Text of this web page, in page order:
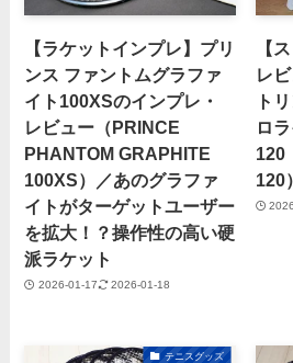
【ラケットインプレ】プリ
ンス ファントムグラファ
イト100XSのインプレ・
レビュー（PRINCE
PHANTOM GRAPHITE
100XS）／あのグラファ
イトがターゲットユーザー
を拡大！？操作性の高い硬
派ラケット
2026-01-17 2026-01-18
【
レ
ト
ロ
120
120）
テニスグッズ